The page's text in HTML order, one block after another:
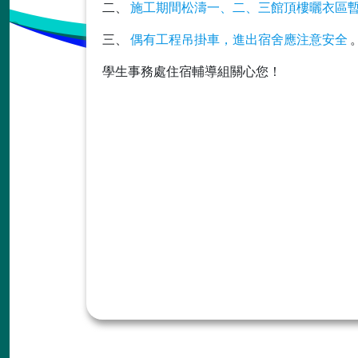
二、 施工期間松濤一、二、三館頂樓曬衣區
三、 偶有工程吊掛車，進出宿舍應注意安全 。
學生事務處住宿輔導組關心您！